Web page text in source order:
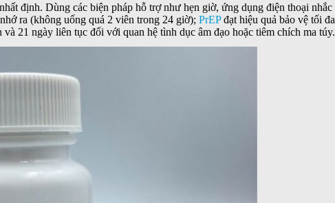
định. Dùng các biện pháp hỗ trợ như hẹn giờ, ứng dụng điện thoại nhắc
ra (không uống quá 2 viên trong 24 giờ); PrEPđạt hiệu quả bảo vệ tối đa
21 ngày liên tục đối với quan hệ tình dục âm đạo hoặc tiêm chích ma túy.